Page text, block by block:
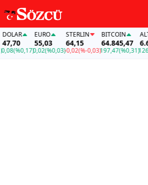
(%0,17)
EURO
55,03
0,02(%0,03)
STERLIN
64,15
-0,02(%-0,03)
BITCOIN
64.845,47
197,47(%0,31)
ALTIN
126,40